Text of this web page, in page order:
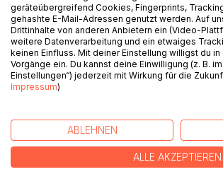
Blades and Beams is an
WEITERE
geräteübergreifend Cookies, Fingerprints,
gehashte E-Mail-Adressen genutzt werden. Auf
Drittinhalte von anderen Anbietern ein (Video-
weitere Datenverarbeitung und ein etwaiges
keinen Einfluss. Mit deiner Einstellung willigst du
Vorgänge ein. Du kannst deine Einwilligung (z. B.
Einstellungen“) jederzeit mit Wirkung für die
Impressum)
ABLEHNEN
ALLE AKZEPTIEREN